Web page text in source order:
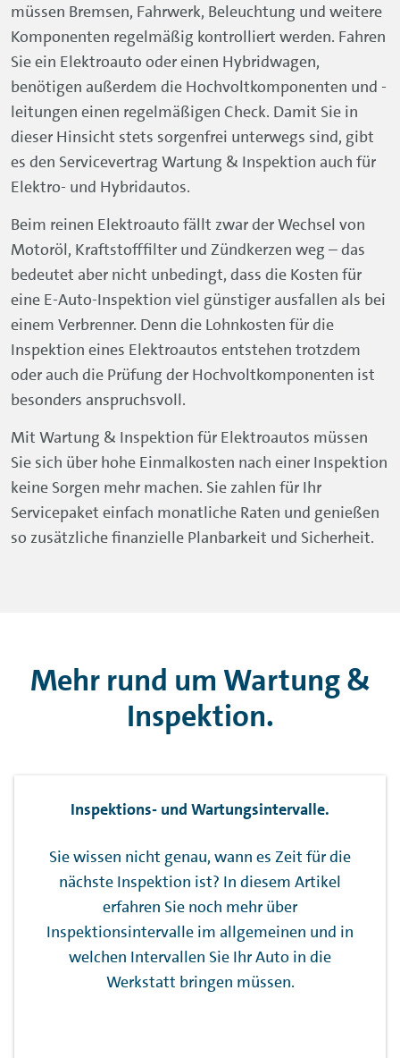
müssen Bremsen, Fahrwerk, Beleuchtung und weitere
Komponenten regelmäßig kontrolliert werden. Fahren
Sie ein Elektroauto oder einen Hybridwagen,
benötigen außerdem die Hochvoltkomponenten und -
leitungen einen regelmäßigen Check. Damit Sie in
dieser Hinsicht stets sorgenfrei unterwegs sind, gibt
es den Servicevertrag Wartung & Inspektion auch für
Elektro- und Hybridautos.
Beim reinen Elektroauto fällt zwar der Wechsel von
Motoröl, Kraftstofffilter und Zündkerzen weg – das
bedeutet aber nicht unbedingt, dass die Kosten für
eine E-Auto-Inspektion viel günstiger ausfallen als bei
einem Verbrenner. Denn die Lohnkosten für die
Inspektion eines Elektroautos entstehen trotzdem
oder auch die Prüfung der Hochvoltkomponenten ist
besonders anspruchsvoll.
Mit Wartung & Inspektion für Elektroautos müssen
Sie sich über hohe Einmalkosten nach einer Inspektion
keine Sorgen mehr machen. Sie zahlen für Ihr
Servicepaket einfach monatliche Raten und genießen
so zusätzliche finanzielle Planbarkeit und Sicherheit.
Mehr rund um Wartung &
Inspektion.
Inspektions- und Wartungsintervalle.
Sie wissen nicht genau, wann es Zeit für die
nächste Inspektion ist? In diesem Artikel
erfahren Sie noch mehr über
Inspektionsintervalle im allgemeinen und in
welchen Intervallen Sie Ihr Auto in die
Werkstatt bringen müssen.